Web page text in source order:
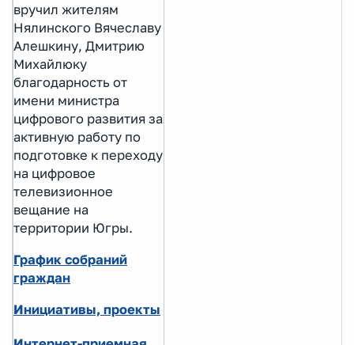
вручил жителям
Нялинского Вячеславу
Алешкину, Дмитрию
Михайлюку
благодарность от
имени министра
цифрового развития за
активную работу по
подготовке к переходу
на цифровое
телевизионное
вещание на
территории Югры.
График собраний
граждан
Инициативы, проекты